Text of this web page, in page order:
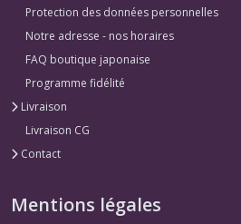
Protection des données personnelles
Notre adresse - nos horaires
FAQ boutique japonaise
Programme fidélité
Livraison
Livraison CG
Contact
Mentions légales